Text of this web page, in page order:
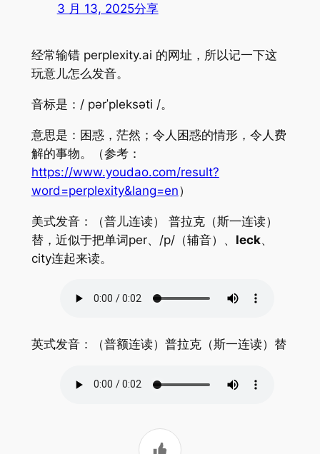
3 月 13, 2025分享
经常输错 perplexity.ai 的网址，所以记一下这
玩意儿怎么发音。
音标是：/ pərˈpleksəti /。
意思是：困惑，茫然；令人困惑的情形，令人费
解的事物。（参考：
https://www.youdao.com/result?
word=perplexity&lang=en）
美式发音：（普儿连读） 普拉克（斯一连读）
替，近似于把单词per、/p/（辅音）、 leck、
city连起来读。
英式发音：（普额连读）普拉克（斯一连读）替